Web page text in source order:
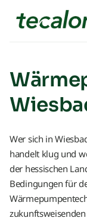
Skip to content
Wer sich in
handelt klug und
der hessischen
Bedingungen für